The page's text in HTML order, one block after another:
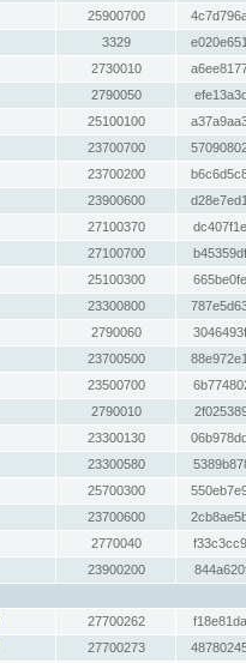
25900700
3329
2730010
2790050
25100100
23700700
23700200
23900600
27100370
27100700
25100300
23300800
2790060
23700500
23500700
2790010
23300130
23300580
25700300
23700600
2770040
23900200
27700262
27700273